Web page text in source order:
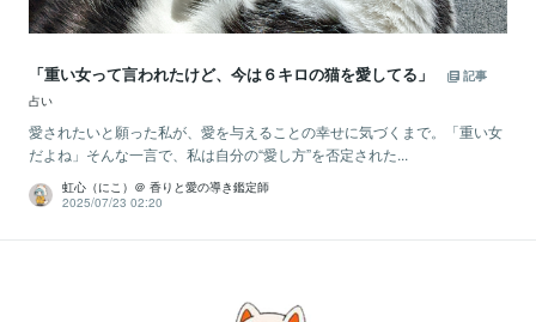
「重い女って言われたけど、今は６キロの猫を愛してる」
記事
占い
愛されたいと願った私が、愛を与えることの幸せに気づくまで。「重い女
だよね」そんな一言で、私は自分の“愛し方”を否定された...
虹心（にこ）＠ 香りと愛の導き鑑定師
2025/07/23 02:20